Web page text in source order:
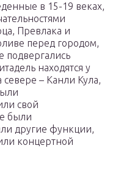
в 15-19 веках,
Превлака и
перед городом,
подвергались
находятся у
– Канли Кула,
свой
были
другие функции,
концертной